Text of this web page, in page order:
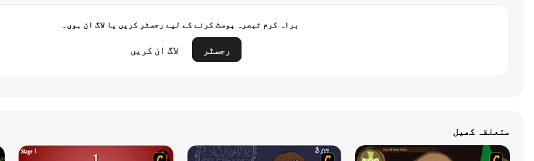
براہ کرم تبصرہ پوسٹ کرنے کے لیے رجسٹر کریں یا لاگ ان ہوں۔
رجسٹر لاگ ان کریں
متعلقہ کھیل